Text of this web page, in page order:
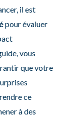
il est
pour évaluer
vous
que votre
ce
à des